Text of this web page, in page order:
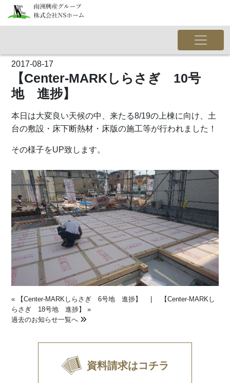
2017-08-17
【Center-MARKしらさぎ 10号
地 進捗】
本日は大変良い天候の中、来たる8/19の上棟に向け、土
台の敷設・床下断熱材・床版の施工等が行われました！
その様子をUP致します。
« 【Center-MARKしらさぎ 6号地 進捗】
【Center-MARKし
らさぎ 18号地 進捗】
»
過去のお知らせ一覧へ
資料請求はコチラ